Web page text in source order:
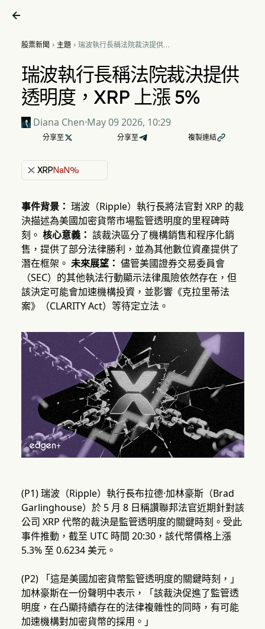

股票新聞  主題 瑞波執行長稱法院裁決提供透
瑞波執行長稱法院裁決提供
透明度，XRP 上漲 5%
Diana Chen·May 09 2026, 10:29
分享至  分享至 複製連結
XRPNaN%
事件背景： 瑞波（Ripple）執行長將法官對 XRP 的裁
決描述為美國加密貨幣市場監管透明度的里程碑時
刻。 核心意義： 該裁決區分了機構銷售和程序化銷
售，提供了部分法律勝利，並為其他數位資產提供了
潛在框架。 未來展望： 儘管美國證券交易委員會
（SEC）的其他執法行動顯示法律風險依然存在，但
該決定可能會加速機構投資，並影響《克拉里蒂法
案》（CLARITY Act）等待定立法。
(P1) 瑞波（Ripple）執行長布拉德·加林豪斯（Brad
Garlinghouse）於 5 月 8 日稱讚聯邦法官近期針對該
公司 XRP 代幣的裁決是監管透明度的關鍵時刻。受此
事件推動，截至 UTC 時間 20:30，該代幣價格上漲
5.3% 至 0.6234 美元。
(P2) 「這是美國加密貨幣監管透明度的關鍵時刻，」
加林豪斯在一份聲明中表示，「該裁決促進了監管透
明度，在凸顯持續存在的法律複雜性的同時，有可能
加速機構對加密貨幣的採用。」